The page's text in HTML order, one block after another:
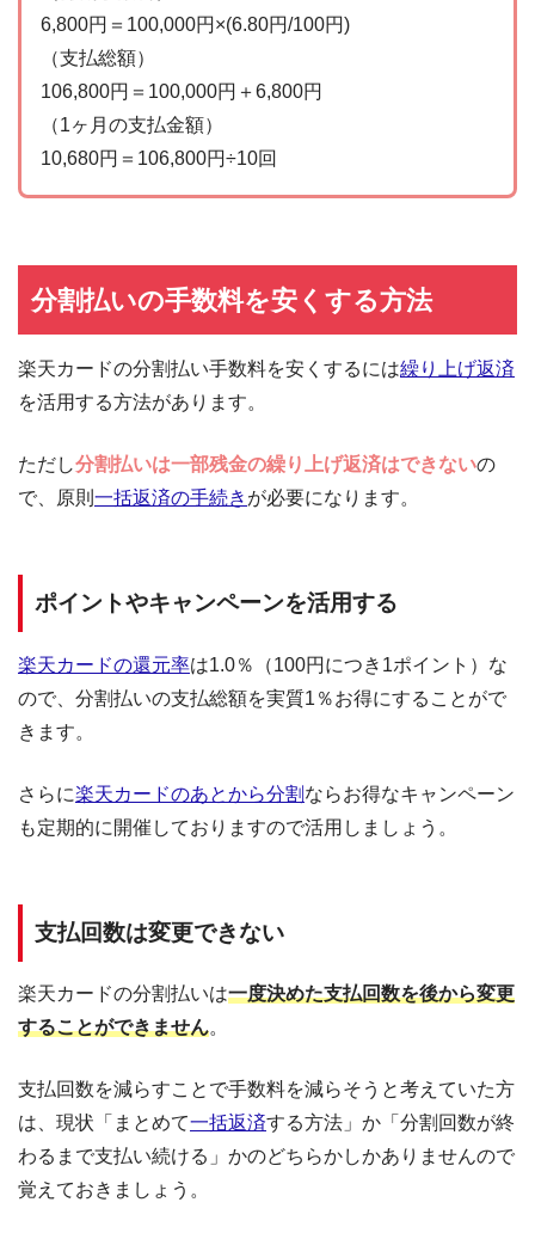
6,800円＝100,000円×(6.80円/100円)
（支払総額）
106,800円＝100,000円＋6,800円
（1ヶ月の支払金額）
10,680円＝106,800円÷10回
分割払いの手数料を安くする方法
楽天カードの分割払い手数料を安くするには繰り上げ返済
を活用する方法があります。
ただし分割払いは一部残金の繰り上げ返済はできないの
で、原則 一括返済の手続き が必要になります。
ポイントやキャンペーンを活用する
楽天カードの還元率は1.0％（100円につき1ポイント）な
ので、分割払いの支払総額を実質1％お得にすることがで
きます。
さらに楽天カードのあとから分割 ならお得なキャンペーン
も定期的に開催しておりますので活用しましょう。
支払回数は変更できない
楽天カードの分割払いは一度決めた支払回数を後から変更
することができません。
支払回数を減らすことで手数料を減らそうと考えていた方
は、現状「まとめて一括返済する方法」か「分割回数が終
わるまで支払い続ける」かのどちらかしかありませんので
覚えておきましょう。